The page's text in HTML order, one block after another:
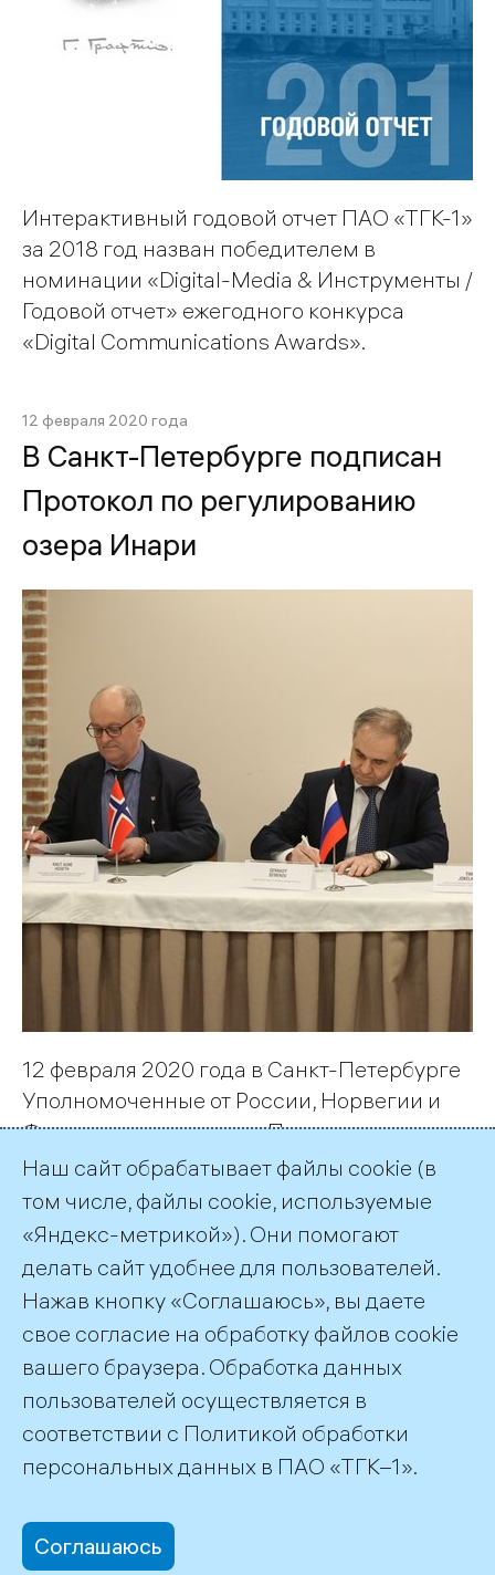
Интерактивный годовой отчет ПАО «ТГК-1»
за 2018 год назван победителем в
номинации «Digital-Media & Инструменты /
Годовой отчет» ежегодного конкурса
«Digital Communications Awards».
12 февраля 2020 года
В Санкт-Петербурге подписан
Протокол по регулированию
озера Инари
12 февраля 2020 года в Санкт-Петербурге
Уполномоченные от России, Норвегии и
Финляндии подписали Протокол
регулирования водного режима финского
озера Инари, ресурсы которого
используются на российских и норвежских
ГЭС.
Подписка на публикацииRSS
©2026 ПАО «ТГК–1»
office@tgc1.ru
Наш сайт обрабатывает файлы cookie (в
том числе, файлы cookie, используемые
«Яндекс-метрикой»). Они помогают
делать сайт удобнее для пользователей.
Нажав кнопку «Соглашаюсь», вы даете
свое согласие на обработку файлов cookie
вашего браузера. Обработка данных
пользователей осуществляется в
соответствии с Политикой обработки
персональных данных в ПАО «ТГК–1».
Соглашаюсь